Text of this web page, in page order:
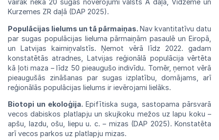
vairāk nekā 20 sugas novērojumi valsts A daļā, Vidzemē un
Kurzemes ZR daļā (DAP 2025).
Populācijas lielums un tā pārmaiņas. Nav kvantitatīvu datu
par sugas populācijas lieluma pārmaiņām pasaulē un Eiropā,
un Latvijas kaimiņvalstīs. Ņemot vērā līdz 2022. gadam
konstatētās atradnes, Latvijasreģionālā populācija vērtēta
kā ļoti maza –līdz 50 pieaugušo indivīdu. Tomēr,ņemotvērā
pieaugušās zināšanas par sugasizplatību,domājams, arī
reģionālās populācijas lielums ir ievērojami lielāks.
Biotopi un ekoloģija. Epifītiska suga, sastopama pārsvarā
vecos dabiskos platlapjuun skujkoku mežos uz lapu koku –
apšu,
lazdu, ošu, liepu u. c. – mizas (DAP 2025). Konstatēta
arī vecos parkos uz platlapju mizas.